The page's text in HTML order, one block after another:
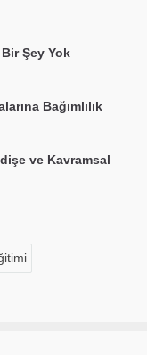
Bir Şey Yok
Bağımlılık
ve Kavramsal